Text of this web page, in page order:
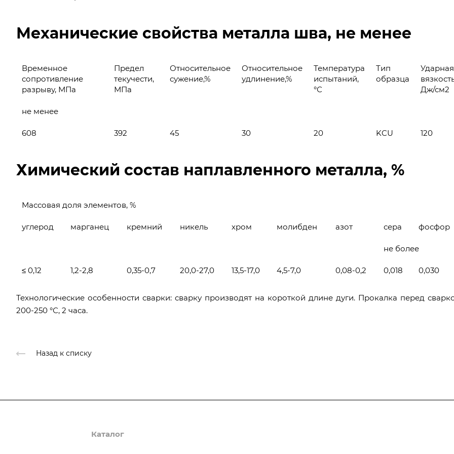
Механические свойства металла шва, не менее
Временное
сопротивление
разрыву, МПа
Предел
текучести,
МПа
Относительное
сужение,%
Относительное
удлинение,%
Температура
испытаний,
°С
Тип
образца
Ударная
Дж/см2
не менее
608 392 45 30 20 KCU 120
Химический состав наплавленного металла, %
Массовая доля элементов, %
углерод марганец кремний никель хром молибден азот сера фосфор
не более
≤ 0,12 1,2-2,8 0,35-0,7 20,0-27,0 13,5-17,0 4,5-7,0 0,08-0,2 0,018 0,030
Технологические особенности сварки: сварку производят на короткой длине дуги. Прокалка перед
200-250 °С, 2 часа.
Назад к списку
Каталог